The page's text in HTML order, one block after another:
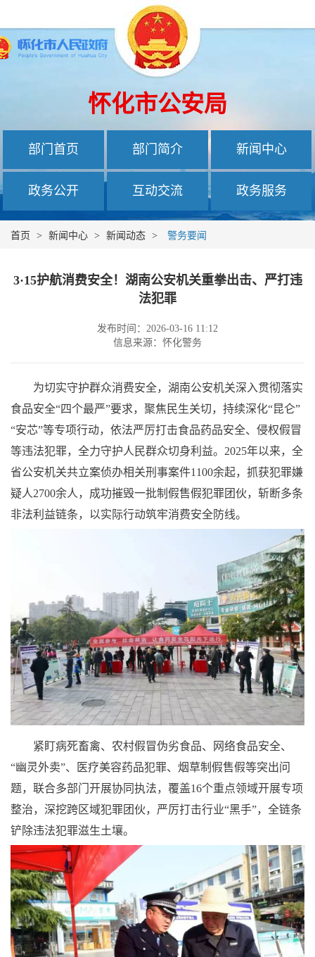
怀化市公安局
部门首页 部门简介 新闻中心
政务公开 互动交流 政务服务
首页 > 新闻中心 > 新闻动态 > 警务要闻
3·15护航消费安全！湖南公安机关重拳出击、严打违
法犯罪
发布时间：2026-03-16 11:12
信息来源：怀化警务
为切实守护群众消费安全，湖南公安机关深入贯彻落实
食品安全“四个最严”要求，聚焦民生关切，持续深化“昆仑”
“安芯”等专项行动，依法严厉打击食品药品安全、侵权假冒
等违法犯罪，全力守护人民群众切身利益。2025年以来，全
省公安机关共立案侦办相关刑事案件1100余起，抓获犯罪嫌
疑人2700余人，成功摧毁一批制假售假犯罪团伙，斩断多条
非法利益链条，以实际行动筑牢消费安全防线。
紧盯病死畜禽、农村假冒伪劣食品、网络食品安全、
“幽灵外卖”、医疗美容药品犯罪、烟草制假售假等突出问
题，联合多部门开展协同执法，覆盖16个重点领域开展专项
整治，深挖跨区域犯罪团伙，严厉打击行业“黑手”，全链条
铲除违法犯罪滋生土壤。